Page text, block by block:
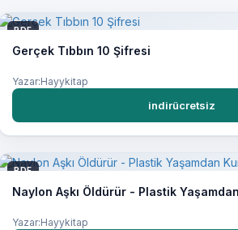
PDF
Gerçek Tıbbın 10 Şifresi
Yazar:Hayykitap
indirücretsiz
PDF
Naylon Aşkı Öldürür - Plastik
Yazar:Hayykitap